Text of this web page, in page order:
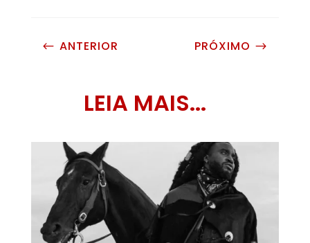
# ANTERIOR PRÓXIMO $
LEIA MAIS...